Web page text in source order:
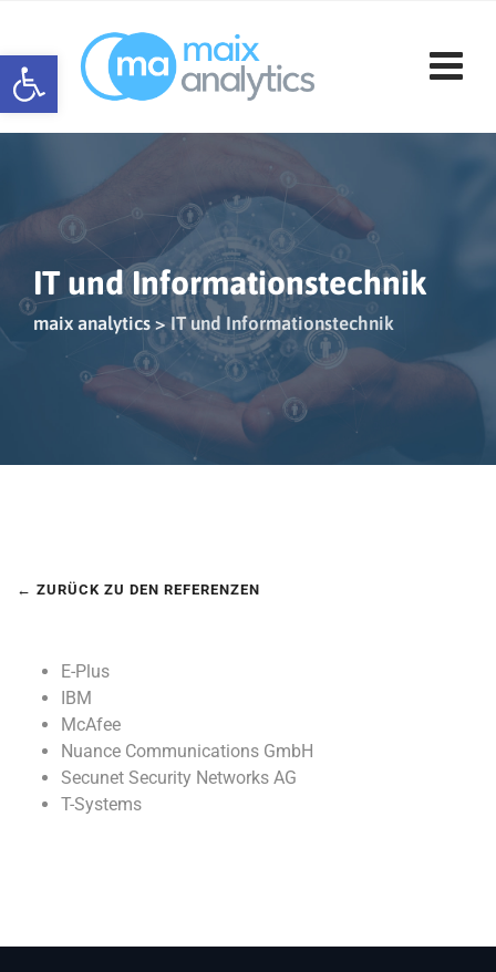
Werkzeugleiste öffnen
content
IT und Informationstechnik
maix analytics > IT und Informationstechnik
← ZURÜCK ZU DEN REFERENZEN
E-Plus
IBM
McAfee
Nuance Communications GmbH
Secunet Security Networks AG
T-Systems